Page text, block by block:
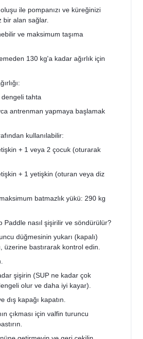
ile pompanızı ve küreğinizi
bir alan sağlar.
ve maksimum taşıma
130 kg'a kadar ağırlık için
tahta
antrenman yapmaya başlamak
kullanılabilir:
+ 1 veya 2 çocuk (oturarak
+ 1 yetişkin (oturan veya diz
batmazlık yükü: 290 kg
Paddle nasıl şişirilir ve söndürülür?
düğmesinin yukarı (kapalı)
üzerine bastırarak kontrol edin.
şişirin (SUP ne kadar çok
olur ve daha iyi kayar).
dış kapağı kapatın.
çıkması için valfin turuncu